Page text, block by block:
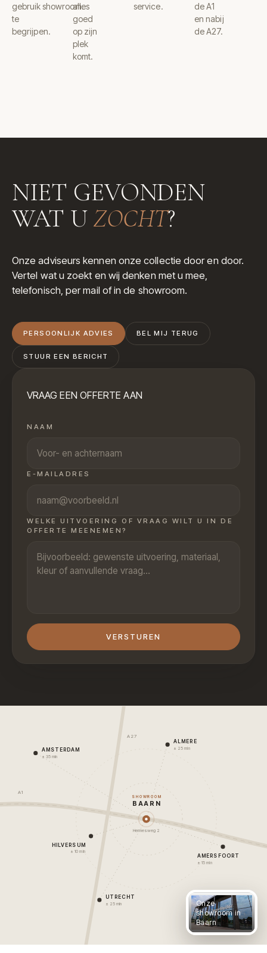
gebruik
te
begrijpen.
showroom.
alles
goed
op zijn
plek
komt.
service.
de A1
en nabij
de A27.
NIET GEVONDEN
WAT UZOCHT?
Onze adviseurs kennen onze collectie door en door.
Vertel wat u zoekt en wij denken met u mee,
telefonisch, per mail of in de showroom.
PERSOONLIJK ADVIES BEL MIJ TERUG
STUUR EEN BERICHT
VRAAG EEN OFFERTE AAN
NAAM
E-MAILADRES
WELKE UITVOERING OF VRAAG WILT U IN DE
OFFERTE MEENEMEN?
VERSTUREN
A1
A27
AMSTERDAM
± 35 min
ALMERE
± 25 min
AMERSFOORT
± 15 min
HILVERSUM
± 10 min
UTRECHT
± 25 min
SHOWROOM
BAARN
Hermesweg 2
Onze
showroom in
Baarn